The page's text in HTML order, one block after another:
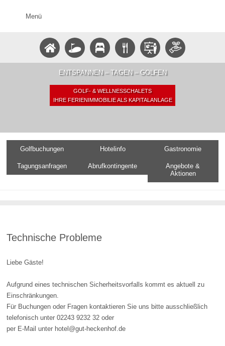
Menü
ENTSPANNEN – TAGEN – GOLFEN
GOLF- & WELLNESSCHALETS
IHRE FERIENIMMOBILIE ALS KAPITALANLAGE
Golfbuchungen Hotelinfo Gastronomie
Tagungsanfragen Abrufkontingente
Angebote &
Aktionen
Technische Probleme
Liebe Gäste!
Aufgrund eines technischen Sicherheitsvorfalls kommt es aktuell zu
Einschränkungen.
Für Buchungen oder Fragen kontaktieren Sie uns bitte ausschließlich
telefonisch unter 02243 9232 32 oder
per E-Mail unter hotel@gut-heckenhof.de